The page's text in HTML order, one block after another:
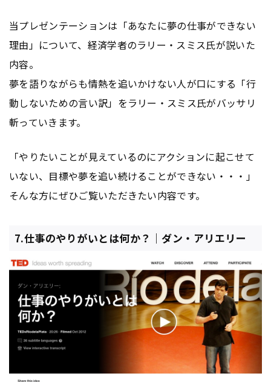
当プレゼンテーションは「あなたに夢の仕事ができない
理由」について、経済学者のラリー・スミス氏が説いた
内容。
夢を語りながらも情熱を追いかけない人が口にする「行
動しないための言い訳」をラリー・スミス氏がバッサリ
斬っていきます。
「やりたいことが見えているのにアクションに起こせて
いない、目標や夢を追い続けることができない・・・」
そんな方にぜひご覧いただきたい内容です。
7.仕事のやりがいとは何か？｜ダン・アリエリー